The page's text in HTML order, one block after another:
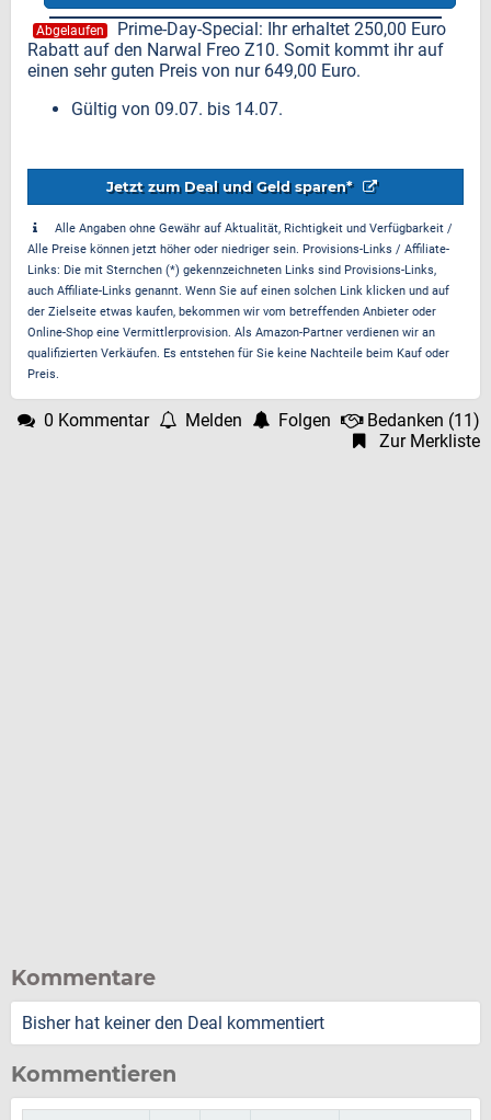
Abgelaufen
Prime-Day-Special: Ihr erhaltet 250,00 Euro
Rabatt auf den Narwal Freo Z10. Somit kommt ihr auf
einen sehr guten Preis von nur 649,00 Euro.
Gültig von 09.07. bis 14.07.
Jetzt zum Deal und Geld sparen*
Alle Angaben ohne Gewähr auf Aktualität, Richtigkeit und Verfügbarkeit /
Alle Preise können jetzt höher oder niedriger sein. Provisions-Links / Affiliate-
Links: Die mit Sternchen (*) gekennzeichneten Links sind Provisions-Links,
auch Affiliate-Links genannt. Wenn Sie auf einen solchen Link klicken und auf
der Zielseite etwas kaufen, bekommen wir vom betreffenden Anbieter oder
Online-Shop eine Vermittlerprovision. Als Amazon-Partner verdienen wir an
qualifizierten Verkäufen. Es entstehen für Sie keine Nachteile beim Kauf oder
Preis.
0 Kommentar Melden Folgen Bedanken (11)
Zur Merkliste
Kommentare
Bisher hat keiner den Deal kommentiert
Kommentieren